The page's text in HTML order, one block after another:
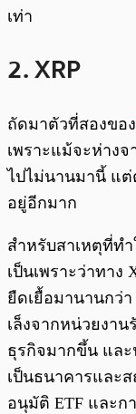
เท่า
2. XRP
ถัดมาตัวที่สองของ
เพราะแม้จะห่างจ
ไปไม่นานมานี้ แต่
อยู่อีกมาก
สำหรับสาเหตุที่ท
เป็นเพราะว่าทาง
ยืดเยื้อมานานกว่า
เล็งจากหน่วยงา
ธุรกิจมากขึ้น และ
เป็นธนาคารและ
อนุมัติ ETF และก